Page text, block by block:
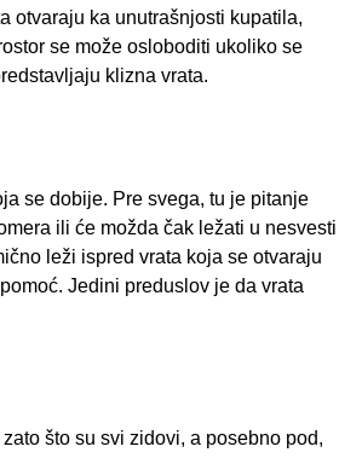
otvaraju ka unutrašnjosti kupatila,
se može osloboditi ukoliko se
klizna vrata.
se dobije. Pre svega, tu je pitanje
ili će možda čak ležati u nesvesti
leži ispred vrata koja se otvaraju
Jedini preduslov je da vrata
što su svi zidovi, a posebno pod,